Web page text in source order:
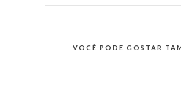
VOCÊ PODE GOSTAR